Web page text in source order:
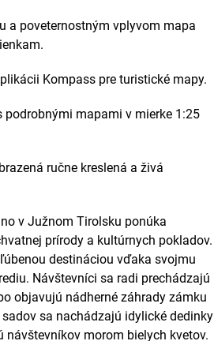
a poveternostným vplyvom mapa
Kompass pre turistické mapy.
mapami v mierke 1:25
ručne kreslená a živá
v Južnom Tirolsku ponúka
prírody a kultúrnych pokladov.
destináciou vďaka svojmu
Návštevníci sa radi prechádzajú
objavujú nádherné záhrady zámku
sa nachádzajú idylické dedinky
návštevníkov morom bielych kvetov.